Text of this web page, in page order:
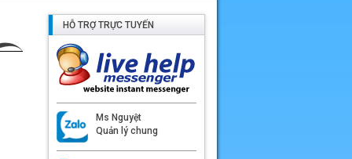
HỖ TRỢ TRỰC TUYẾN
Ms Nguyệt
Quản lý chung